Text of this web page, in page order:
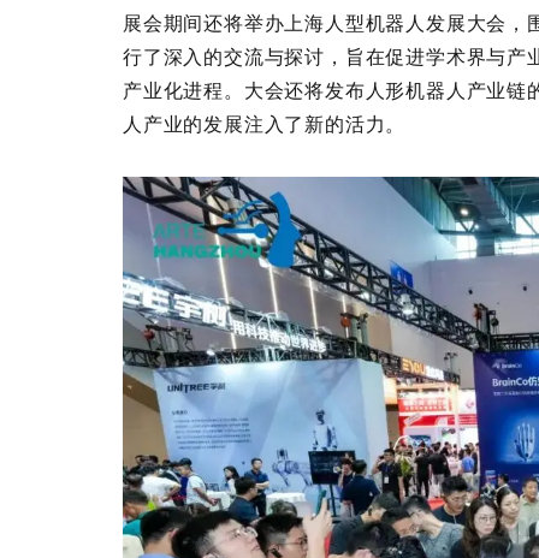
展会期间还将举办上海人型机器人发展大会
行了深入的交流与探讨，旨在促进学术界与
产业化进程。大会还将发布人形机器人产业
人产业的发展注入了新的活力。